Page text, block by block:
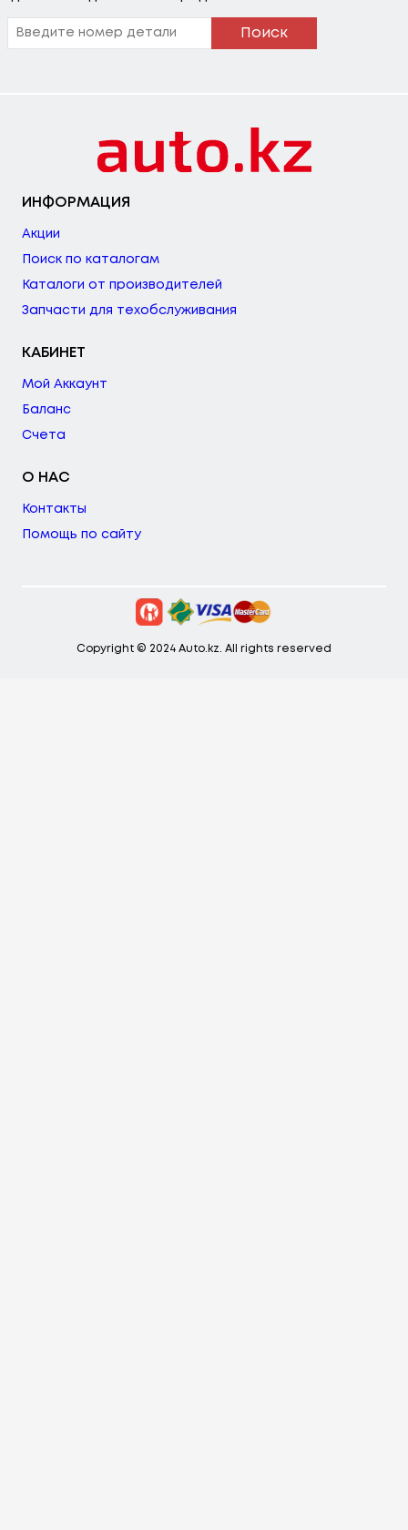
Поиск
ИНФОРМАЦИЯ
Акции
Поиск по каталогам
Каталоги от производителей
Запчасти для техобслуживания
КАБИНЕТ
Мой Аккаунт
Баланс
Счета
О НАС
Контакты
Помощь по сайту
Copyright © 2024 Auto.kz. All rights reserved